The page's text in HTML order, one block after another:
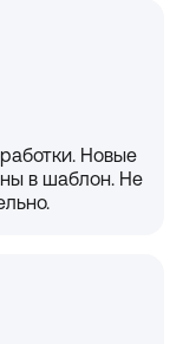
Новые
в шаблон. Не